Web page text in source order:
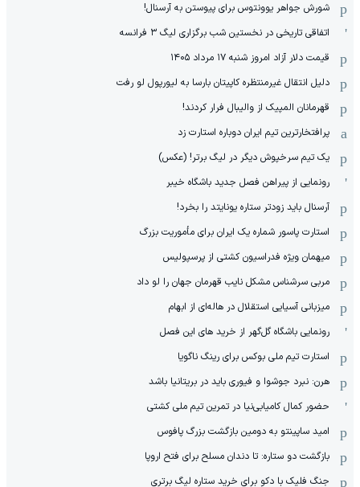
شورش جواهر یوونتوس برای پیوستن به آرسنال!
اتفاقی تاریخی در نخستین شب برگزاری لیگ ۳ فرانسه
قیمت دلار آزاد امروز شنبه ۱۷ مرداد ۱۴۰۵
دلیل انتقال غیرمنتظره کاپیتان بارسا به لیورپول لو رفت
قهرمانان المپیک از والیبال فرار کردند!
پرافتخارترین تیم ایران دوباره استارت زد
یک تیم سرخپوش دیگر در لیگ برتر! (عکس)
رونمایی از پیراهن فصل جدید باشگاه خیبر
آرسنال باید زودتر ستاره یونایتد را بخرد!
استارت پاسور شماره یک ایران برای مأموریت بزرگ
میهمان ویژه فدراسیون کشتی از پرسپولیس
مربی سرشناس مشکل نایب قهرمان جهان را لو داد
میزبانی آسیایی استقلال در هاله‌ای از ابهام
رونمایی باشگاه گل‌گهر از خرید های این فصل
استارت تیم ملی بوکس برای رینگ ناگویا
هرن: نبرد جوشوا و فیوری باید در بریتانیا باشد
حضور کمال کامیابی‌نیا در تمرین تیم ملی کشتی
امید ساپینتو به دومین بازگشت بزرگ پافوس
بازگشت دو ستاره: تا دندان مسلح برای فتح اروپا
جنگ فلیک با دکو برای خرید ستاره لیگ برتری